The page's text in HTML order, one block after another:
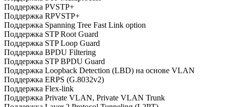
Поддержка PVSTP+
Поддержка RPVSTP+
Поддержка Spanning Tree Fast Link option
Поддержка STP Root Guard
Поддержка STP Loop Guard
Поддержка BPDU Filtering
Поддержка STP BPDU Guard
Поддержка Loopback Detection (LBD) на основе VLAN
Поддержка ERPS (G.8032v2)
Поддержка Flex-link
Поддержка Private VLAN, Private VLAN Trunk